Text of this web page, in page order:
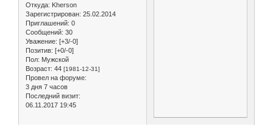
Откуда: Kherson
Зарегистрирован: 25.02.2014
Приглашений: 0
Сообщений: 30
Уважение: [+3/-0]
Позитив: [+0/-0]
Пол: Мужской
Возраст: 44 [1981-12-31]
Провел на форуме:
3 дня 7 часов
Последний визит:
06.11.2017 19:45